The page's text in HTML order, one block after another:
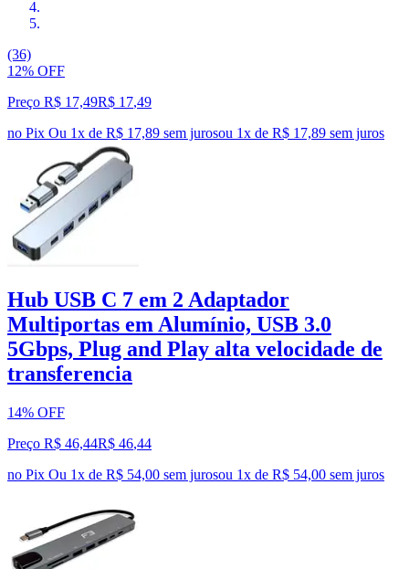
(36)
12% OFF
Preço R$ 17,49R$ 17,49
no Pix Ou 1x de R$ 17,89 sem jurosou 1x de R$ 17,89 sem juros
Hub USB C 7 em 2 Adaptador
Multiportas em Alumínio, USB 3.0
5Gbps, Plug and Play alta velocidade de
transferencia
14% OFF
Preço R$ 46,44R$ 46,44
no Pix Ou 1x de R$ 54,00 sem jurosou 1x de R$ 54,00 sem juros